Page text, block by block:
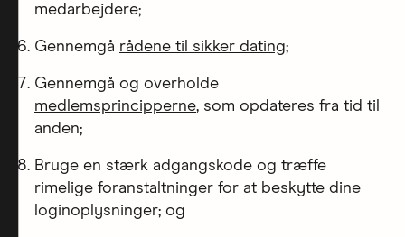
medarbejdere;
Gennemgå rådene til sikker dating;
Gennemgå og overholde
medlemsprincipperne, som opdateres fra tid til
anden;
Bruge en stærk adgangskode og træffe
rimelige foranstaltninger for at beskytte dine
loginoplysninger; og